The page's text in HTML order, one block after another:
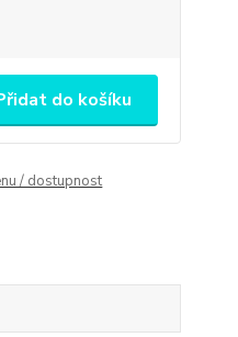
do košíku
/ dostupnost